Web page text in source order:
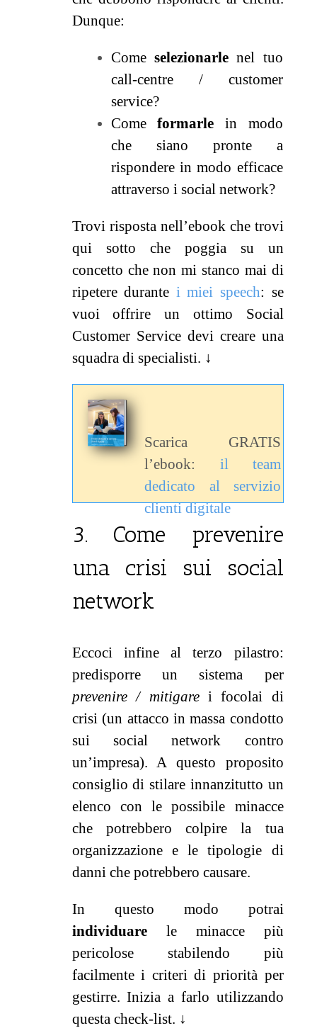
Dunque:
Comeselezionarle nel tuo
call-centre / customer
service?
Comeformarle in modo
che siano pronte a
rispondere in modo efficace
attraverso i social network?
Trovi risposta nell’ebook che trovi
qui sotto che poggia su un
concetto che non mi stanco mai di
ripetere durante i miei speech: se
vuoi offrire un ottimo Social
Customer Service devi creare una
squadra di specialisti. ↓
Scarica GRATIS
l’ebook: il team
dedicato al servizio
clienti digitale
3. Come prevenire
una crisi sui social
network
Eccoci infine al terzo pilastro:
predisporre un sistema per
prevenire / mitigarei focolai di
crisi (un attacco in massa condotto
sui social network contro
un’impresa). A questo proposito
consiglio di stilare innanzitutto un
elenco con le possibile minacce
che potrebbero colpire la tua
organizzazione e le tipologie di
danni che potrebbero causare.
In questo modo potrai
individuarele minacce più
pericolose stabilendo più
facilmente i criteri di priorità per
gestirre. Inizia a farlo utilizzando
questa check-list. ↓